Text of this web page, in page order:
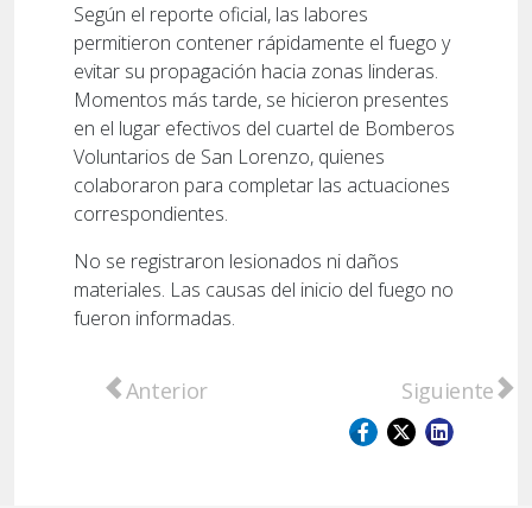
Según el reporte oficial, las labores
permitieron contener rápidamente el fuego y
evitar su propagación hacia zonas linderas.
Momentos más tarde, se hicieron presentes
en el lugar efectivos del cuartel de Bomberos
Voluntarios de San Lorenzo, quienes
colaboraron para completar las actuaciones
correspondientes.
No se registraron lesionados ni daños
materiales. Las causas del inicio del fuego no
fueron informadas.
Artículo anterior: San Lorenzo:
Anterior Artículo
Siguiente